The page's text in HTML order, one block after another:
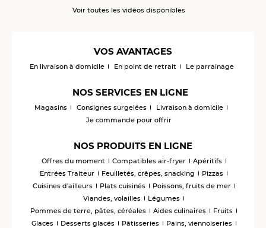
Voir toutes les vidéos disponibles
VOS AVANTAGES
En livraison à domicile En point de retrait Le parrainage
NOS SERVICES EN LIGNE
Magasins Consignes surgelées
Livraison à domicile
Je commande pour offrir
NOS PRODUITS EN LIGNE
Offres du moment Compatibles air-fryer
Apéritifs
Entrées Traiteur
Feuilletés, crêpes, snacking
Pizzas
Cuisines d'ailleurs
Plats cuisinés
Poissons, fruits de mer
Viandes, volailles
Légumes
Pommes de terre, pâtes, céréales
Aides culinaires
Fruits
Glaces
Desserts glacés Pâtisseries
Pains, viennoiseries